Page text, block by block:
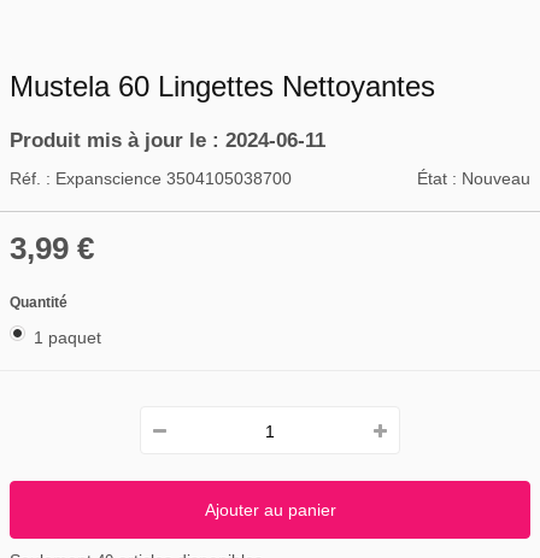
Mustela 60 Lingettes Nettoyantes
Produit mis à jour le : 2024-06-11
Réf. : Expanscience 3504105038700 État : Nouveau
3,99 €
Quantité
1 paquet
Ajouter au panier